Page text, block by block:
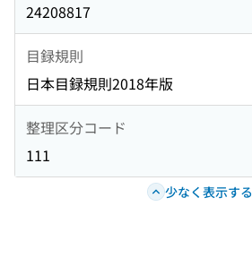
24208817
目録規則
日本目録規則2018年版
整理区分コード
111
少なく表示する